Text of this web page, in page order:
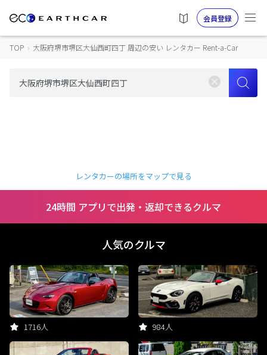
会員登録
TOP › 大阪府堺市堺区大仙西町四丁 周辺の安い レンタカー Rent-a-Car
レンタカーの場所をマップで見る
24時間 アプリで出発・返却できるクルマ
人気のクルマ
1716人 984人